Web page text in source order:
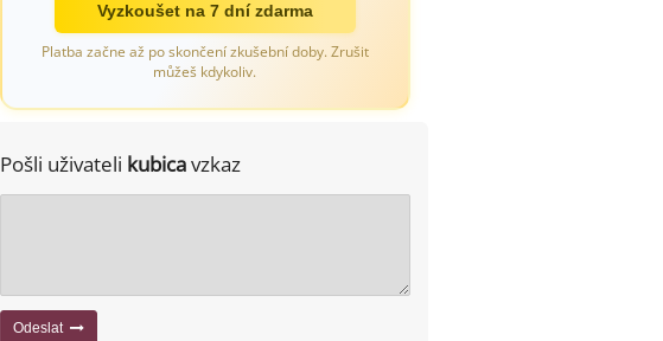
Vyzkoušet na 7 dní zdarma
Platba začne až po skončení zkušební doby. Zrušit
můžeš kdykoliv.
Pošli uživateli kubicavzkaz
Odeslat